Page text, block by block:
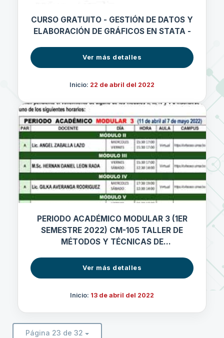
CURSO GRATUITO - GESTIÓN DE DATOS Y
ELABORACIÓN DE GRÁFICOS EN STATA -
Ver más detalles
Inicio: 22 de abril del 2022
PERIODO ACADÉMICO MODULAR 3 (1ER
SEMESTRE 2022) CM-105 TALLER DE
MÉTODOS Y TÉCNICAS DE
Ver más detalles
Inicio: 13 de abril del 2022
Página 23 de 32